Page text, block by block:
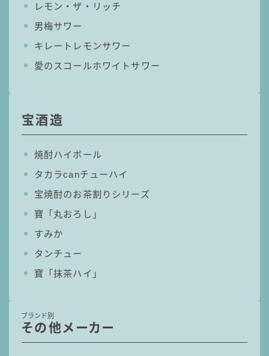
レモン・ザ・リッチ
男梅サワー
キレートレモンサワー
愛のスコールホワイトサワー
宝酒造
焼酎ハイボール
タカラcanチューハイ
宝焼酎のお茶割りシリーズ
寶「丸おろし」
すみか
タンチュー
寶「抹茶ハイ」
ブランド別
その他メーカー